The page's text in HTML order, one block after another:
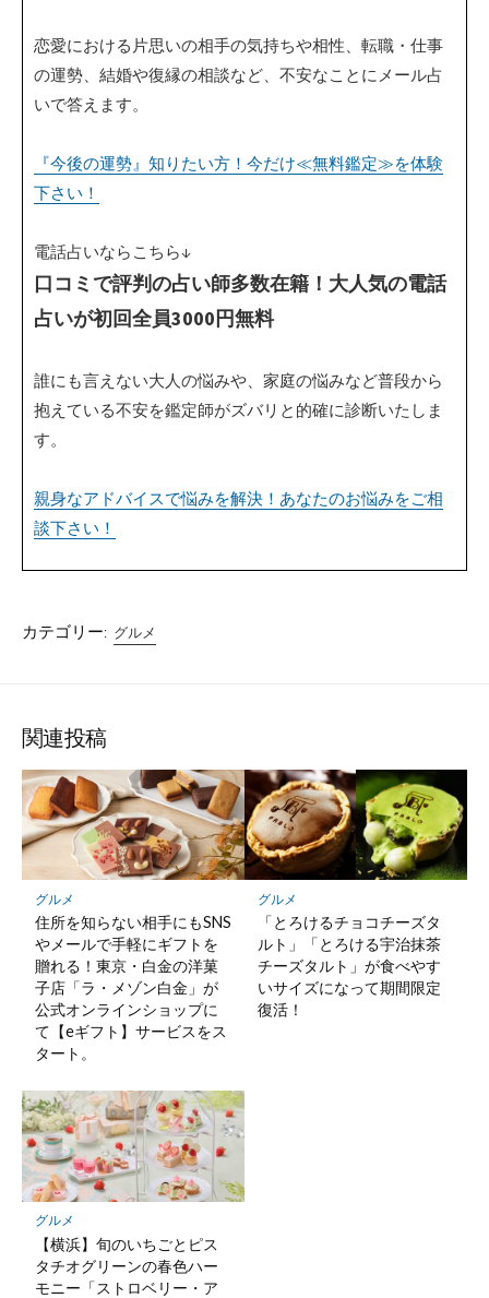
恋愛における片思いの相手の気持ちや相性、転職・仕事
の運勢、結婚や復縁の相談など、不安なことにメール占
いで答えます。
『今後の運勢』知りたい方！今だけ≪無料鑑定≫を体験
下さい！
電話占いならこちら↓
口コミで評判の占い師多数在籍！大人気の電話
占いが初回全員3000円無料
誰にも言えない大人の悩みや、家庭の悩みなど普段から
抱えている不安を鑑定師がズバリと的確に診断いたしま
す。
親身なアドバイスで悩みを解決！あなたのお悩みをご相
談下さい！
カテゴリー: グルメ
関連投稿
グルメ
住所を知らない相手にもSNS
やメールで手軽にギフトを
贈れる！東京・白金の洋菓
子店「ラ・メゾン白金」が
公式オンラインショップに
て【eギフト】サービスをス
タート。
グルメ
「とろけるチョコチーズタ
ルト」「とろける宇治抹茶
チーズタルト」が食べやす
いサイズになって期間限定
復活！
グルメ
【横浜】旬のいちごとピス
タチオグリーンの春色ハー
モニー「ストロベリー・ア